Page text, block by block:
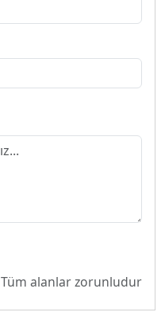
Tüm alanlar zorunludur